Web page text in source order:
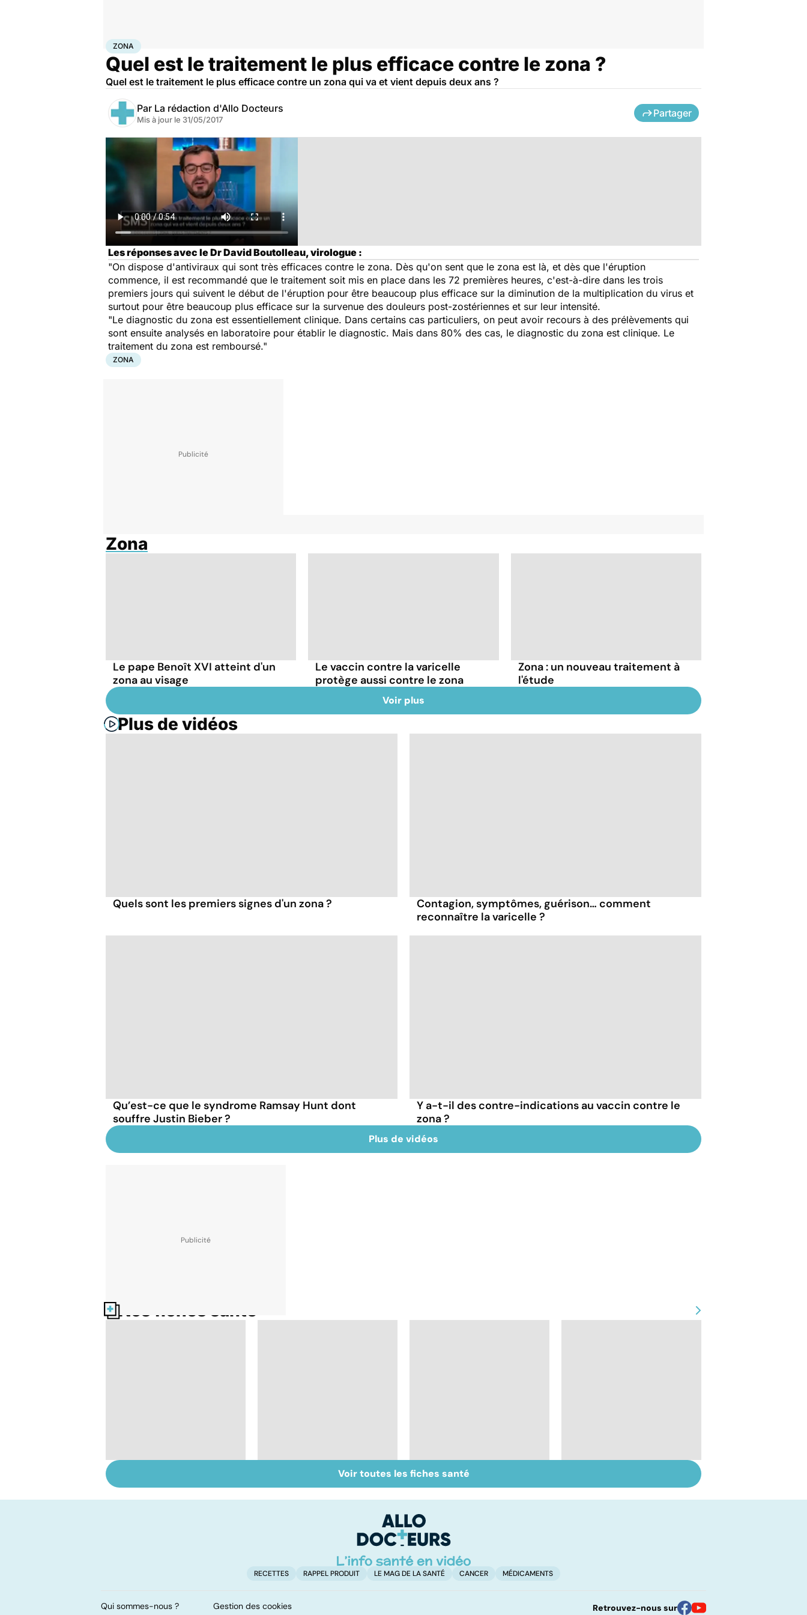
AccueilSanté
ZONA
Quel est le traitement le plus efficace contre le zona ?
Quel est le traitement le plus efficace contre un zona qui va et vient depuis deux ans ?
Par La rédaction d'Allo Docteurs
Mis à jour le 31/05/2017
Partager
Les réponses avec le Dr David Boutolleau, virologue :
"On dispose d'antiviraux qui sont très efficaces contre le zona. Dès qu'on sent que le zona est là, et dès que l'éruption
commence, il est recommandé que le traitement soit mis en place dans les 72 premières heures, c'est-à-dire dans les trois
premiers jours qui suivent le début de l'éruption pour être beaucoup plus efficace sur la diminution de la multiplication du virus et
surtout pour être beaucoup plus efficace sur la survenue des douleurs post-zostériennes et sur leur intensité.
"Le diagnostic du zona est essentiellement clinique. Dans certains cas particuliers, on peut avoir recours à des prélèvements qui
sont ensuite analysés en laboratoire pour établir le diagnostic. Mais dans 80% des cas, le diagnostic du zona est clinique. Le
traitement du zona est remboursé."
ZONA
Zona
Le pape Benoît XVI atteint d'un
zona au visage
Le vaccin contre la varicelle
protège aussi contre le zona
Zona : un nouveau traitement à
l'étude
Voir plus
Plus de vidéos
Quels sont les premiers signes d'un zona ?
Contagion, symptômes, guérison… comment
reconnaître la varicelle ?
Qu’est-ce que le syndrome Ramsay Hunt dont
souffre Justin Bieber ?
Y a-t-il des contre-indications au vaccin contre le
zona ?
Plus de vidéos
Nos fiches santé
gratte : et si c'était la
Zona : quand le virus
de la varicelle refait
Tout savoir sur les
infections
amygdales : que faire
Voir toutes les fiches santé
RECETTES RAPPEL PRODUIT LE MAG DE LA SANTÉ CANCER MÉDICAMENTS
Qui sommes-nous ? Gestion des cookies Retrouvez-nous sur